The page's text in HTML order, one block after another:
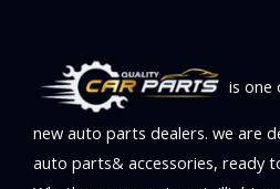
is one
new auto parts dealers. we are
auto parts& accessories, ready